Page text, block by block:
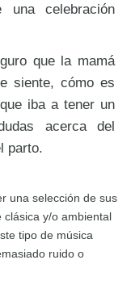
celebración
que la mamá
siente, cómo es
iba a tener un
acerca del
parto.
una selección de sus
clásica y/o ambiental
tipo de música
ruido o